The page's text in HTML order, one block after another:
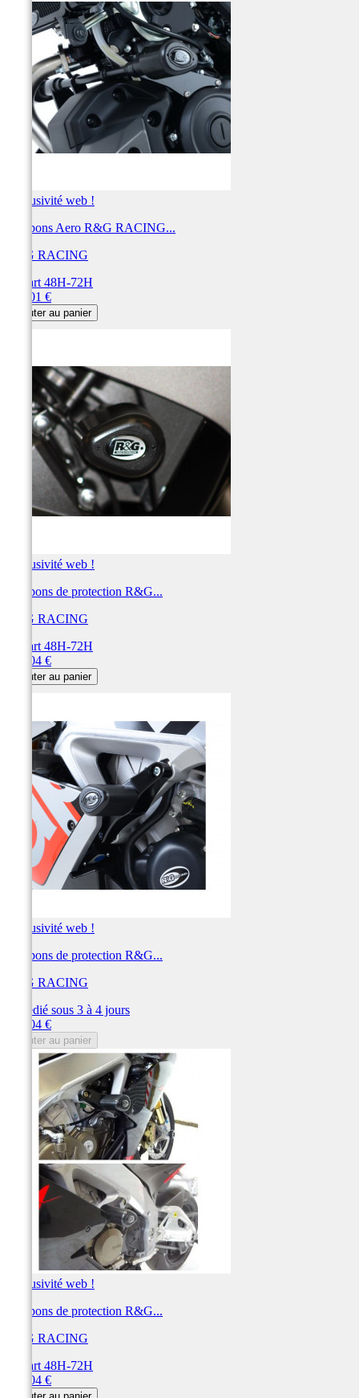
Exclusivité web !
Tampons Aero R&G RACING...
R&G RACING
Départ 48H-72H
216,01 €
Ajouter au panier
Exclusivité web !
Tampons de protection R&G...
R&G RACING
Départ 48H-72H
212,04 €
Ajouter au panier
Exclusivité web !
Tampons de protection R&G...
R&G RACING
Expédié sous 3 à 4 jours
212,04 €
Ajouter au panier
Exclusivité web !
Tampons de protection R&G...
R&G RACING
Départ 48H-72H
212,04 €